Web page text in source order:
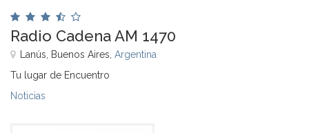
Radio Cadena AM 1470
Lanús, Buenos Aires, Argentina
Tu lugar de Encuentro
Noticias